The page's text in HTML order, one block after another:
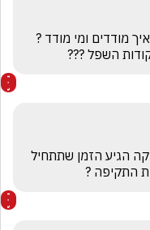
השפל ???
התקיפה ?